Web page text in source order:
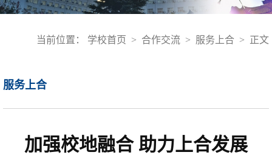
当前位置： 学校首页 > 合作交流 > 服务上合 > 正文
服务上合
加强校地融合 助力上合发展